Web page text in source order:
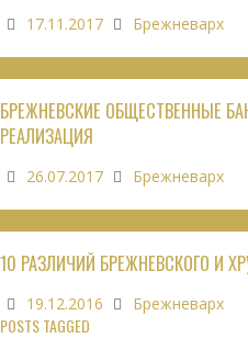
17.11.2017 Брежневарх
БРЕЖНЕВСКИЕ ОБЩЕСТВЕННЫЕ
РЕАЛИЗАЦИЯ
26.07.2017 Брежневарх
10 РАЗЛИЧИЙ БРЕЖНЕВСКОГО И
19.12.2016 Брежневарх
POSTS TAGGED